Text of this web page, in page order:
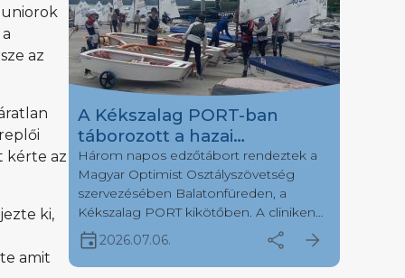
az
kérte az
ki,
amit
A Kékszalag PORT-ban
táborozott a hazai
Optimistes mezőny egy
része
Három napos edzőtábort rendeztek a
Magyar Optimist Osztályszövetség
szervezésében Balatonfüreden, a
Kékszalag PORT kikötőben. A cliniken
több, mint negyven fiatal versenyző
érkezett hét különböző vitorlásklubból.
Július első hetén a Kékszalag Port
event2026.07.06. share arrow_forward